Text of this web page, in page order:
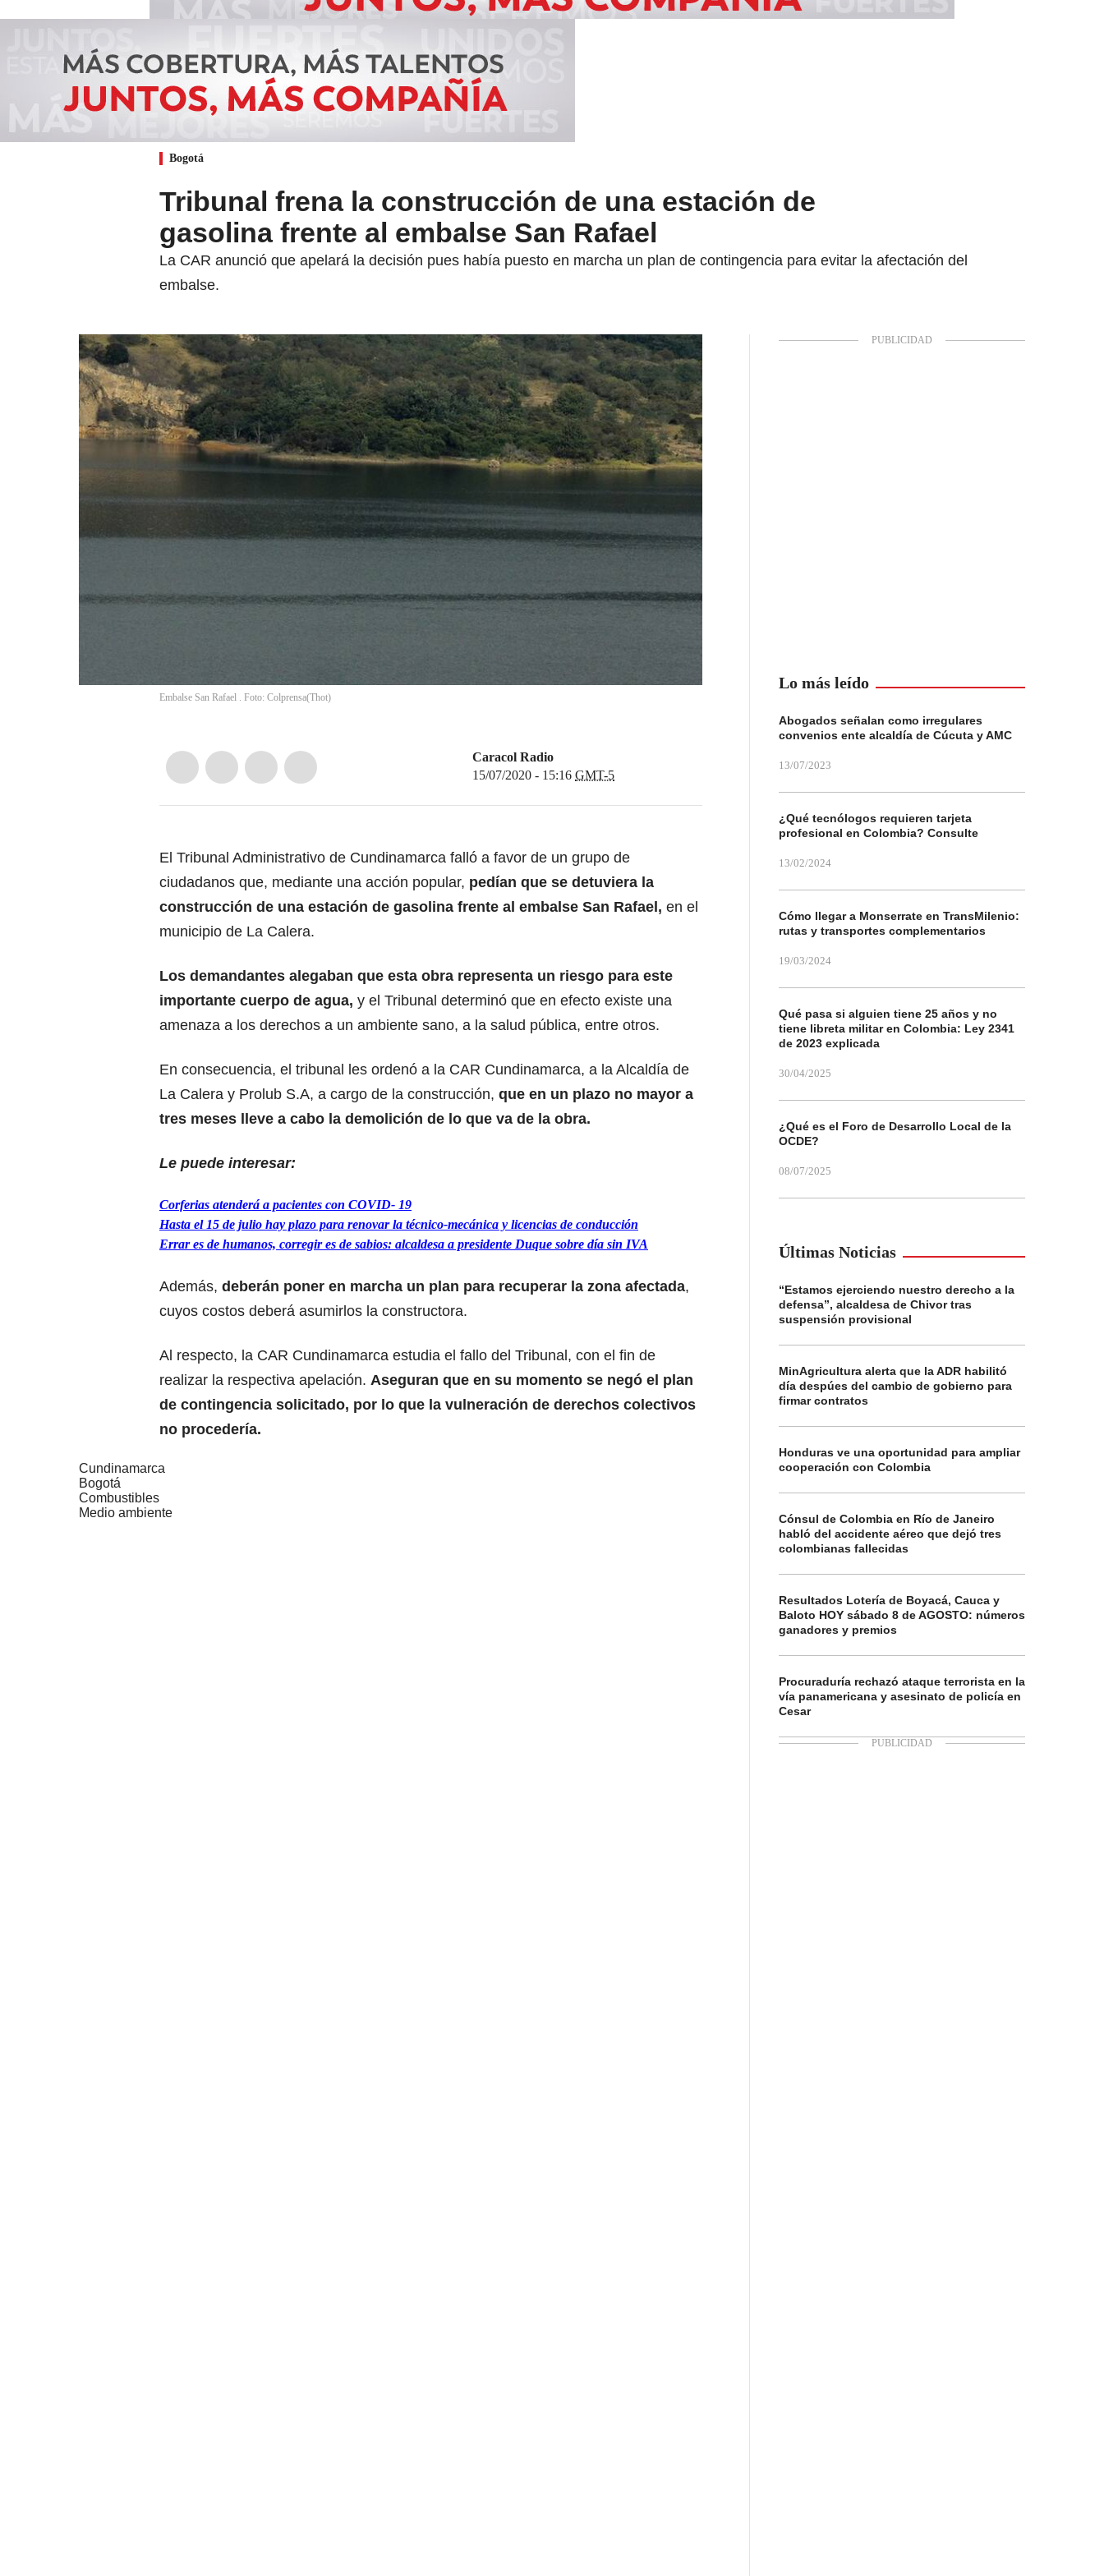
Bogotá
Tribunal frena la construcción de una estación de
gasolina frente al embalse San Rafael
La CAR anunció que apelará la decisión pues había puesto en marcha un plan de contingencia para evitar la afectación del
embalse.
Embalse San Rafael . Foto: Colprensa(Thot)
Caracol Radio
15/07/2020 - 15:16 GMT-5
El Tribunal Administrativo de Cundinamarca falló a favor de un grupo de
ciudadanos que, mediante una acción popular, pedían que se detuviera la
construcción de una estación de gasolina frente al embalse San Rafael, en el
municipio de La Calera.
Los demandantes alegaban que esta obra representa un riesgo para este
importante cuerpo de agua, y el Tribunal determinó que en efecto existe una
amenaza a los derechos a un ambiente sano, a la salud pública, entre otros.
En consecuencia, el tribunal les ordenó a la CAR Cundinamarca, a la Alcaldía de
La Calera y Prolub S.A, a cargo de la construcción, que en un plazo no mayor a
tres meses lleve a cabo la demolición de lo que va de la obra.
Le puede interesar:
Corferias atenderá a pacientes con COVID- 19
Hasta el 15 de julio hay plazo para renovar la técnico-mecánica y licencias de conducción
Errar es de humanos, corregir es de sabios: alcaldesa a presidente Duque sobre día sin IVA
Además, deberán poner en marcha un plan para recuperar la zona afectada,
cuyos costos deberá asumirlos la constructora.
Al respecto, la CAR Cundinamarca estudia el fallo del Tribunal, con el fin de
realizar la respectiva apelación. Aseguran que en su momento se negó el plan
de contingencia solicitado, por lo que la vulneración de derechos colectivos
no procedería.
Cundinamarca
Bogotá
Combustibles
Medio ambiente
Lo más leído
Abogados señalan como irregulares
convenios ente alcaldía de Cúcuta y AMC
13/07/2023
¿Qué tecnólogos requieren tarjeta
profesional en Colombia? Consulte
13/02/2024
Cómo llegar a Monserrate en TransMilenio:
rutas y transportes complementarios
19/03/2024
Qué pasa si alguien tiene 25 años y no
tiene libreta militar en Colombia: Ley 2341
de 2023 explicada
30/04/2025
¿Qué es el Foro de Desarrollo Local de la
OCDE?
08/07/2025
Últimas Noticias
“Estamos ejerciendo nuestro derecho a la
defensa”, alcaldesa de Chivor tras
suspensión provisional
MinAgricultura alerta que la ADR habilitó
día despúes del cambio de gobierno para
firmar contratos
Honduras ve una oportunidad para ampliar
cooperación con Colombia
Cónsul de Colombia en Río de Janeiro
habló del accidente aéreo que dejó tres
colombianas fallecidas
Resultados Lotería de Boyacá, Cauca y
Baloto HOY sábado 8 de AGOSTO: números
ganadores y premios
Procuraduría rechazó ataque terrorista en la
vía panamericana y asesinato de policía en
Cesar